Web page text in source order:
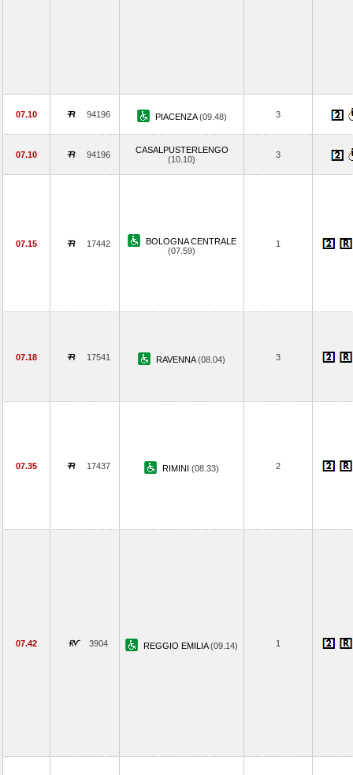
07.10 94196 PIACENZA(09.48) 3
07.10 94196
CASALPUSTERLENGO
(10.10)
3
07.15 17442
BOLOGNA CENTRALE
(07.59)
1
07.18 17541 RAVENNA(08.04) 3
07.35 17437 RIMINI (08.33) 2
07.42 3904 REGGIO EMILIA(09.14) 1